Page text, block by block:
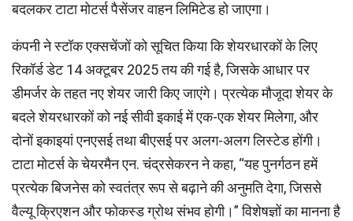
बदलकर टाटा मोटर्स पैसेंजर वाहन लिमिटेड हो जाएगा।
कंपनी ने स्टॉक एक्सचेंजों को सूचित किया कि शेयरधारकों के लिए
रिकॉर्ड डेट 14 अक्टूबर 2025 तय की गई है, जिसके आधार पर
डीमर्जर के तहत नए शेयर जारी किए जाएंगे। प्रत्येक मौजूदा शेयर के
बदले शेयरधारकों को नई सीवी इकाई में एक-एक शेयर मिलेगा, और
दोनों इकाइयां एनएसई तथा बीएसई पर अलग-अलग लिस्टेड होंगी।
टाटा मोटर्स के चेयरमैन एन. चंद्रसेकरन ने कहा, “यह पुनर्गठन हमें
प्रत्येक बिजनेस को स्वतंत्र रूप से बढ़ाने की अनुमति देगा, जिससे
वैल्यू क्रिएशन और फोकस्ड ग्रोथ संभव होगी।” विशेषज्ञों का मानना है